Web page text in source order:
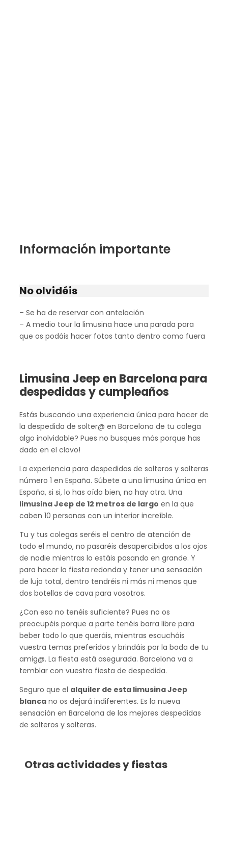
Información importante
No olvidéis
– Se ha de reservar con antelación
– A medio tour la limusina hace una parada para
que os podáis hacer fotos tanto dentro como fuera
Limusina Jeep en Barcelona para
despedidas y cumpleaños
Estás buscando una experiencia única para hacer de
la despedida de solter@ en Barcelona de tu colega
algo inolvidable? Pues no busques más porque has
dado en el clavo!
La experiencia para despedidas de solteros y solteras
número 1 en España. Súbete a una limusina única en
España, si si, lo has oído bien, no hay otra. Una
limusina Jeep de 12 metros de largo en la que
caben 10 personas con un interior increíble.
Tu y tus colegas seréis el centro de atención de
todo el mundo, no pasaréis desapercibidos a los ojos
de nadie mientras lo estáis pasando en grande. Y
para hacer la fiesta redonda y tener una sensación
de lujo total, dentro tendréis ni más ni menos que
dos botellas de cava para vosotros.
¿Con eso no tenéis suficiente? Pues no os
preocupéis porque a parte tenéis barra libre para
beber todo lo que queráis, mientras escucháis
vuestra temas preferidos y brindáis por la boda de tu
amig@. La fiesta está asegurada. Barcelona va a
temblar con vuestra fiesta de despedida.
Seguro que el alquiler de esta limusina Jeep
blanca no os dejará indiferentes. Es la nueva
sensación en Barcelona de las mejores despedidas
de solteros y solteras.
Otras actividades y fiestas